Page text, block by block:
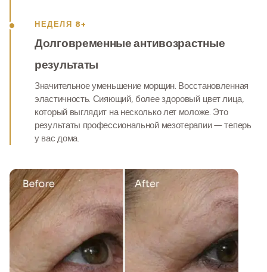
НЕДЕЛЯ 8+
Долговременные антивозрастные
результаты
Значительное уменьшение морщин. Восстановленная
эластичность. Сияющий, более здоровый цвет лица,
который выглядит на несколько лет моложе. Это
результаты профессиональной мезотерапии — теперь
у вас дома.